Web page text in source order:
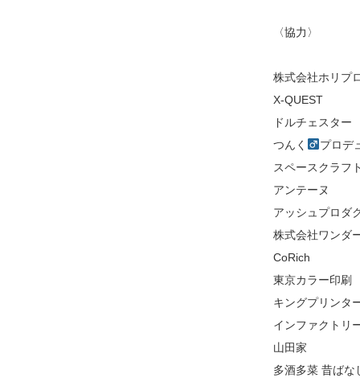
〈協力〉
株式会社ホリプ
X-QUEST
ドルチェスター
つんく
プロデ
スペースクラフ
アンテーヌ
アッシュプロダ
株式会社ワンダ
CoRich
東京カラー印刷
キングプリンタ
インファクトリ
山田家
多酒多菜 昔ばな